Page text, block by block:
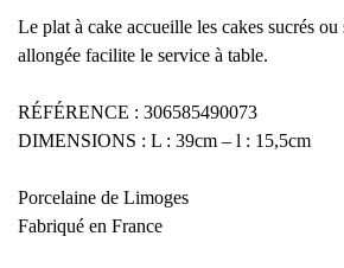
Le plat à cake accueille les cakes sucrés ou
allongée facilite le service à table.
RÉFÉRENCE : 306585490073
DIMENSIONS : L : 39cm – l : 15,5cm
Porcelaine de Limoges
Fabriqué en France